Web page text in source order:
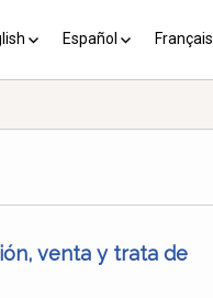
Español Français
venta y trata de